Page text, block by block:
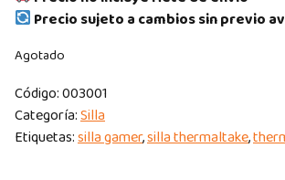
Precio sujeto a cambios sin previo
Agotado
Código:003001
Categoría:Silla
Etiquetas:silla gamer,silla thermaltake,